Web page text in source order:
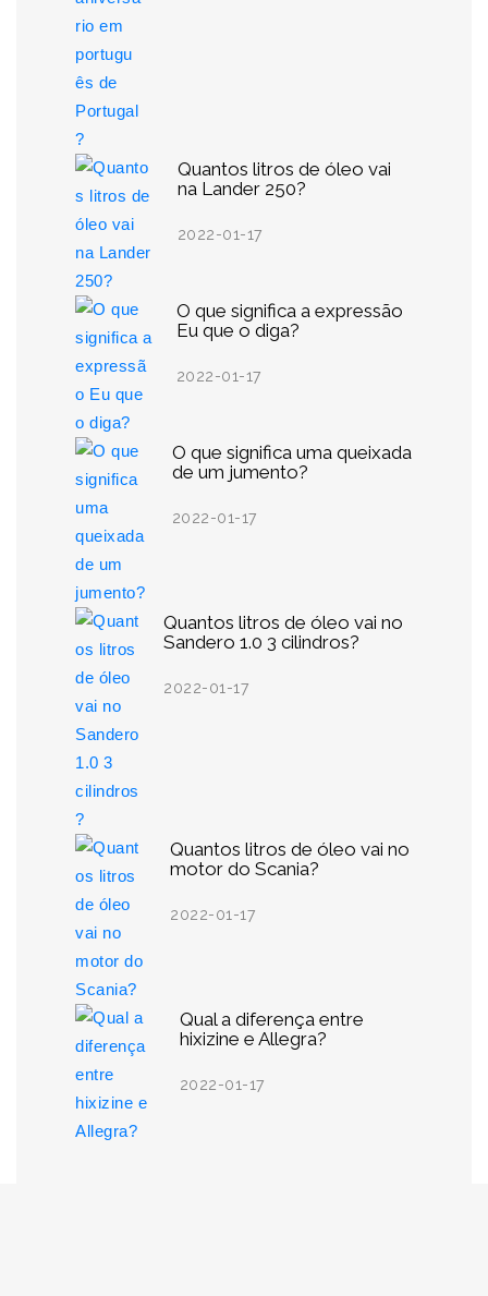
Quantos litros de óleo vai
na Lander 250?
2022-01-17
O que significa a expressão
Eu que o diga?
2022-01-17
O que significa uma queixada
de um jumento?
2022-01-17
Quantos litros de óleo vai no
Sandero 1.0 3 cilindros?
2022-01-17
Quantos litros de óleo vai no
motor do Scania?
2022-01-17
Qual a diferença entre
hixizine e Allegra?
2022-01-17